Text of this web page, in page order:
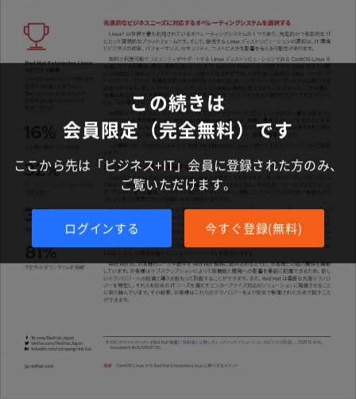
この続きは
会員限定（完全無料）です
ここから先は「ビジネス+IT」会員に登録された方のみ、
ご覧いただけます。
ログインする 今すぐ登録(無料)